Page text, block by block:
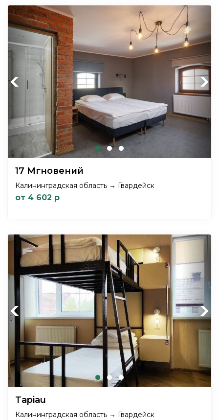
Previous Next
17 Мгновений
Калининградская область → Гвардейск
от 4 602 р
Previous Next
Tapiau
Калининградская область → Гвардейск